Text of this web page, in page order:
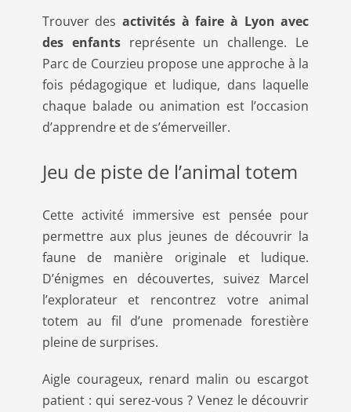
Trouver desactivités à faire à Lyon avec
des enfantsreprésente un challenge. Le
Parc de Courzieu propose une approche à la
fois pédagogique et ludique, dans laquelle
chaque balade ou animation est l’occasion
d’apprendre et de s’émerveiller.
Jeu de piste de l’animal totem
Cette activité immersive est pensée pour
permettre aux plus jeunes de découvrir la
faune de manière originale et ludique.
D’énigmes en découvertes, suivez Marcel
l’explorateur et rencontrez votre animal
totem au fil d’une promenade forestière
pleine de surprises.
Aigle courageux, renard malin ou escargot
patient : qui serez-vous ? Venez le découvrir